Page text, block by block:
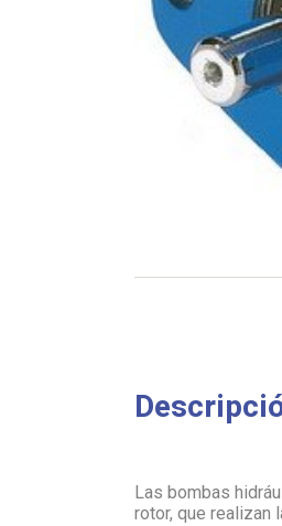
Las bombas
rotor, que realizan